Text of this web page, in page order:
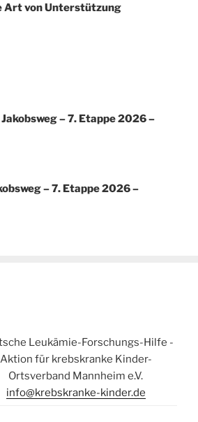
Art von Unterstützung
– 7. Etappe 2026 –
– 7. Etappe 2026 –
Leukämie-Forschungs-Hilfe -
Aktion für krebskranke Kinder-
Ortsverband Mannheim e.V.
info@krebskranke-kinder.de